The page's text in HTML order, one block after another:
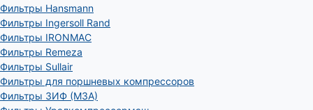
Фильтры Hansmann
Фильтры Ingersoll Rand
Фильтры IRONMAC
Фильтры Remeza
Фильтры Sullair
Фильтры для поршневых компрессоров
Фильтры ЗИФ (МЗА)